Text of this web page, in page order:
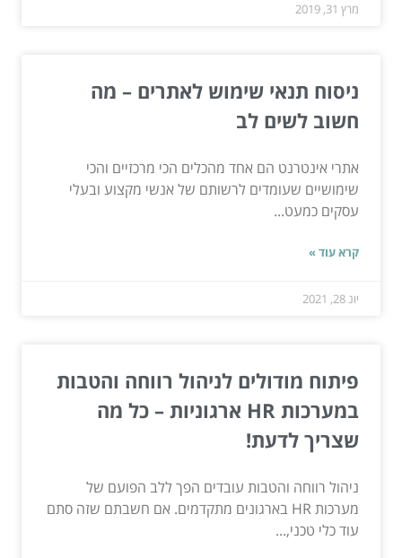
מרץ 31, 2019
ניסוח תנאי שימוש לאתרים – מה
חשוב לשים לב
אתרי אינטרנט הם אחד מהכלים הכי מרכזיים והכי
שימושיים שעומדים לרשותם של אנשי מקצוע ובעלי
עסקים כמעט...
קרא עוד »
יונ 28, 2021
פיתוח מודולים לניהול רווחה והטבות
במערכות HR ארגוניות – כל מה
שצריך לדעת!
ניהול רווחה והטבות עובדים הפך ללב הפועם של
מערכות HR בארגונים מתקדמים. אם חשבתם שזה סתם
עוד כלי טכני,...